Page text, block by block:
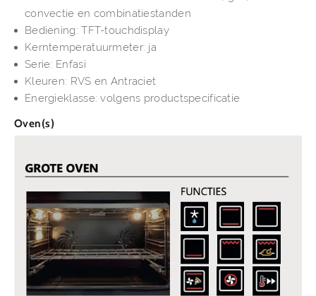
convectie en combinatiestanden
Bediening: TFT-touchdisplay
Kerntemperatuurmeter: ja
Serie: Enfasi
Kleuren: RVS en Antraciet
Energieklasse: volgens productspecificatie
Oven(s)